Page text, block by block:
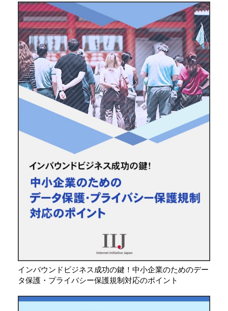
インバウンドビジネス成功の鍵！中小企業のためのデー
タ保護・プライバシー保護規制対応のポイント